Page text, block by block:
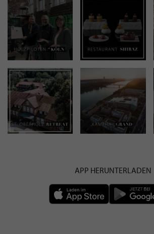
APP HERUNTERLADEN